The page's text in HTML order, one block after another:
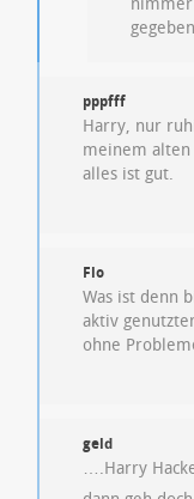
pppfff
Harry, nur
meinem alten
alles ist gut.
Flo
Was ist denn
aktiv
ohne
geld
….Harry